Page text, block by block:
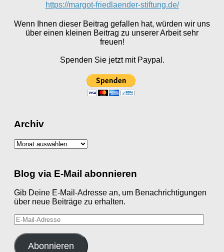
https://margot-friedlaender-stiftung.de/
Wenn Ihnen dieser Beitrag gefallen hat, würden wir uns
über einen kleinen Beitrag zu unserer Arbeit sehr
freuen!
Spenden Sie jetzt mit Paypal.
Archiv
Archiv
Blog via E-Mail abonnieren
Gib Deine E-Mail-Adresse an, um Benachrichtigungen
über neue Beiträge zu erhalten.
E-
Mail-
Adresse
Abonnieren